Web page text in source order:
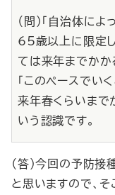
（問）「自治体に
65歳以上に限定し
ては来年までかか
「このペースでい
来年春くらいまで
いう認識です。
（答）今回の予防
と思いますので、